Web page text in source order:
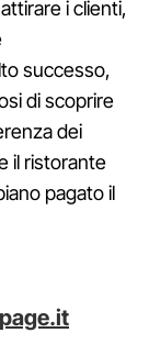
i clienti,
successo,
di scoprire
dei
il ristorante
pagato il